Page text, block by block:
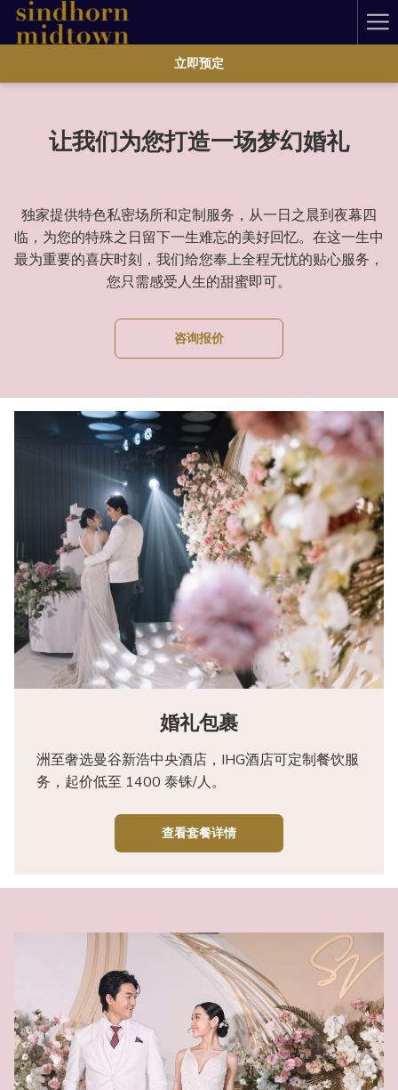
立即预定
让我们为您打造一场梦幻婚礼
独家提供特色私密场所和定制服务，从一日之晨到夜幕四
临，为您的特殊之日留下一生难忘的美好回忆。在这一生中
最为重要的喜庆时刻，我们给您奉上全程无忧的贴心服务，
您只需感受人生的甜蜜即可。
咨询报价
婚礼包裹
洲至奢选曼谷新浩中央酒店，IHG酒店可定制餐饮服
务，起价低至 1400 泰铢/人。
查看套餐详情